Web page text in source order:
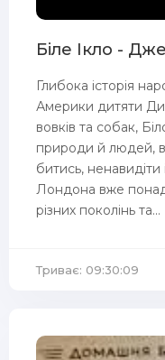
Біле Ікло -
Глибока історія
Америки дитяти
вовків та собак,
природи й людей,
битись,
Лондона вже
різних поколінь та...
Триває: 09:30:09